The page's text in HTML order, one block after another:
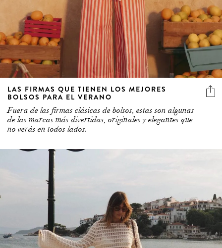
LAS FIRMAS QUE TIENEN LOS MEJORES
BOLSOS PARA EL VERANO
Fuera de las firmas clásicas de bolsos, estas son algunas
de las marcas más divertidas, originales y elegantes que
no verás en todos lados.